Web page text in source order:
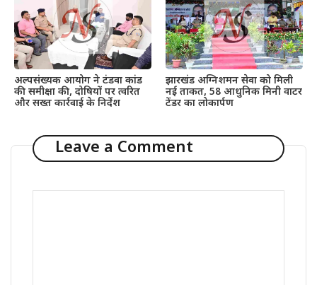
अल्पसंख्यक आयोग ने टंडवा कांड
की समीक्षा की, दोषियों पर त्वरित
और सख्त कार्रवाई के निर्देश
झारखंड अग्निशमन सेवा को मिली
नई ताकत, 58 आधुनिक मिनी वाटर
टेंडर का लोकार्पण
Leave a Comment